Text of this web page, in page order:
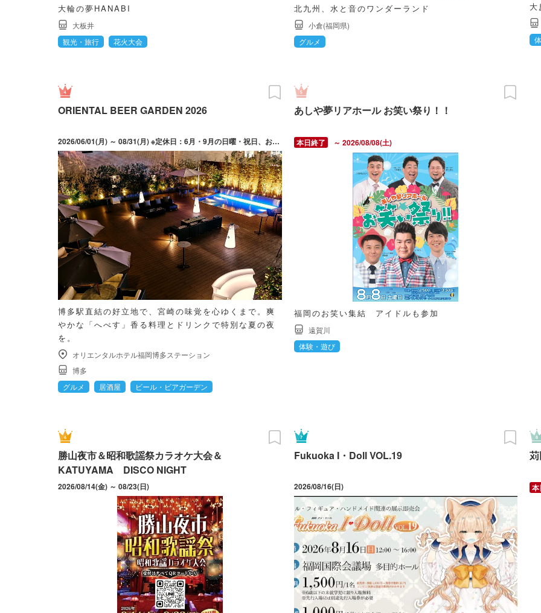
大輪の夢HANABI
大板井
観光・旅行
花火大会
北九州、水と音のワンダーランド
小倉(福岡県)
グルメ
ORIENTAL BEER GARDEN 2026
2026/06/01(月) ～ 08/31(月) ※定休日：6月・9月の日曜・祝日、お盆期間（8月13日～8月15日）
博多駅直結の好立地で、宮崎の味覚を心ゆくまで。爽
やかな「へべす」香る料理とドリンクで特別な夏の夜
を。
オリエンタルホテル福岡博多ステーション
博多
グルメ
居酒屋 ビール・ビアガーデン
あしや夢リアホール お笑い祭り！！
～ 2026/08/08(土)
福岡のお笑い集結 アイドルも参加
遠賀川
体験・遊び
勝山夜市＆昭和歌謡祭カラオケ大会＆
KATUYAMA DISCO NIGHT
2026/08/14(金) ～ 08/23(日)
Fukuoka I・Doll VOL.19
2026/08/16(日)